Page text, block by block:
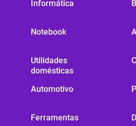
Informática
Notebook
Utilidades
domésticas
Automotivo
Ferramentas